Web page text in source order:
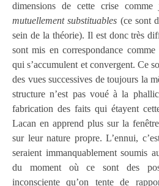
dimensions de cette crise
mutuellement substituables (ce sont
sein de la théorie). Il est donc très
sont mis en correspondance comme
qui s’accumulent et convergent. Ce
des vues successives de toujours la
structure n’est pas voué à la
fabrication des faits qui étayent
Lacan en apprend plus sur la
sur leur nature propre. L’ennui,
seraient immanquablement soumis
du moment où ce sont des
inconsciente qu’on tente de